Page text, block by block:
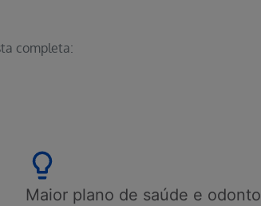
completa:
Maior plano de saúde e odonto